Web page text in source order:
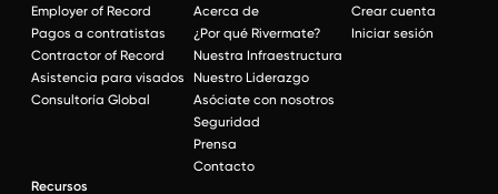
Employer of Record
Pagos a contratistas
Contractor of Record
Asistencia para visados
Consultoría Global
Acerca de
¿Por qué Rivermate?
Nuestra Infraestructura
Nuestro Liderazgo
Asóciate con nosotros
Seguridad
Prensa
Contacto
Crear cuenta
Iniciar sesión
Recursos